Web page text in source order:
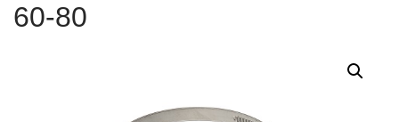
60-80